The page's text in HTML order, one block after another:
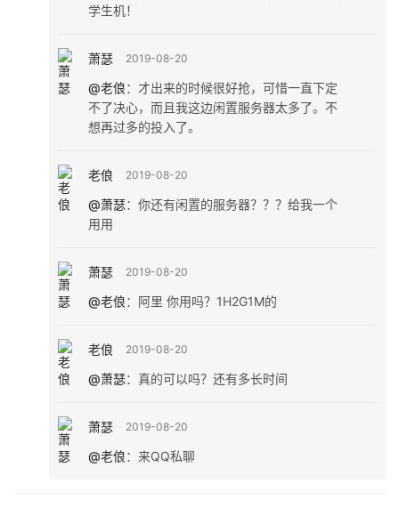
学生机！
萧瑟 2019-08-20
@老俍： 才出来的时候很好抢，可惜一直下定
不了决心，而且我这边闲置服务器太多了。不
想再过多的投入了。
老俍 2019-08-20
@萧瑟： 你还有闲置的服务器？？？给我一个
用用
萧瑟 2019-08-20
@老俍： 阿里 你用吗？1H2G1M的
老俍 2019-08-20
@萧瑟： 真的可以吗？还有多长时间
萧瑟 2019-08-20
@老俍： 来QQ私聊